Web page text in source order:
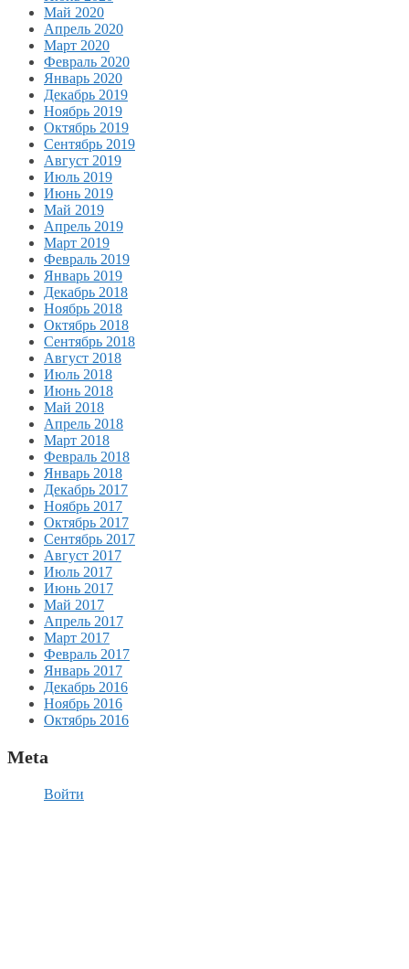
Май 2020
Апрель 2020
Март 2020
Февраль 2020
Январь 2020
Декабрь 2019
Ноябрь 2019
Октябрь 2019
Сентябрь 2019
Август 2019
Июль 2019
Июнь 2019
Май 2019
Апрель 2019
Март 2019
Февраль 2019
Январь 2019
Декабрь 2018
Ноябрь 2018
Октябрь 2018
Сентябрь 2018
Август 2018
Июль 2018
Июнь 2018
Май 2018
Апрель 2018
Март 2018
Февраль 2018
Январь 2018
Декабрь 2017
Ноябрь 2017
Октябрь 2017
Сентябрь 2017
Август 2017
Июль 2017
Июнь 2017
Май 2017
Апрель 2017
Март 2017
Февраль 2017
Январь 2017
Декабрь 2016
Ноябрь 2016
Октябрь 2016
Meta
Войти